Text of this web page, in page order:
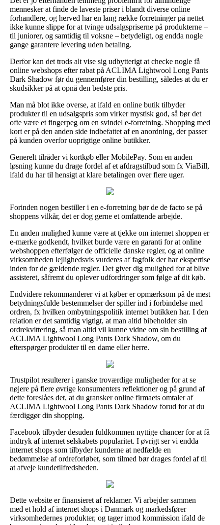
mennesker at finde de laveste priser i blandt diverse online
forhandlere, og herved har en lang række forretninger på nettet
ikke kunne slippe for at tvinge udsalgspriserne på produkterne –
til juniorer, og samtidig til voksne – betydeligt, og endda nogle
gange garantere levering uden betaling.
Derfor kan det trods alt vise sig udbytterigt at checke nogle få
online webshops efter rabat på ACLIMA Lightwool Long Pants
Dark Shadow før du gennemfører din bestilling, således at du er
skudsikker på at opnå den bedste pris.
Man må blot ikke overse, at ifald en online butik tilbyder
produkter til en udsalgspris som virker mystisk god, så bør det
ofte være et fingerpeg om en svindel e-forretning. Shopping med
kort er på den anden side indbefattet af en anordning, der passer
på kunden overfor uoprigtige online butikker.
Generelt tilråder vi kortkøb eller MobilePay. Som en anden
løsning kunne du drage fordel af et afdragstilbud som fx ViaBill,
ifald du har til hensigt at klare betalingen over flere uger.
Forinden nogen bestiller i en e-forretning bør de de facto se på
shoppens vilkår, det er dog gerne et omfattende arbejde.
En anden mulighed kunne være at tjekke om internet shoppen er
e-mærke godkendt, hvilket burde være en garanti for at online
webshoppen efterfølger de officielle danske regler, og at online
virksomheden lejlighedsvis vurderes af fagfolk der har ekspertise
inden for de gældende regler. Det giver dig mulighed for at blive
assisteret, såfremt du oplever udfordringer som følge af dit køb.
Endvidere rekommanderer vi at køber er opmærksom på de mest
betydningsfulde bestemmelser der spiller ind i forbindelse med
ordren, fx hvilken ombytningspolitik internet butikken har. I den
relation er det samtidig vigtigt, at man altid bibeholder sin
ordrekvittering, så man altid vil kunne vidne om sin bestilling af
ACLIMA Lightwool Long Pants Dark Shadow, om du
efterspørger produkter til en dame eller herre.
Trustpilot resulterer i ganske troværdige muligheder for at se
nøjere på flere øvrige konsumenters reflektioner og på grund af
dette foreslåes det, at du gransker online firmaets omtaler af
ACLIMA Lightwool Long Pants Dark Shadow forud for at du
færdiggør din shopping.
Facebook tilbyder desuden fuldkommen nyttige chancer for at få
indtryk af internet selskabets popularitet. I øvrigt ser vi endda
internet shops som tilbyder kunderne at nedfælde en
bedømmelse af ordreforløbet, som tilmed bør drages fordel af til
at afveje kundetilfredsheden.
Dette website er finansieret af reklamer. Vi arbejder sammen
med et hold af internet shops i Danmark og markedsfører
virksomhedernes produkter, og tager imod kommission ifald de